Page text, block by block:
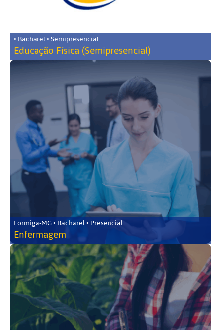
• Bacharel • Semipresencial
Educação Física (Semipresencial)
Formiga-MG • Bacharel • Presencial
Enfermagem